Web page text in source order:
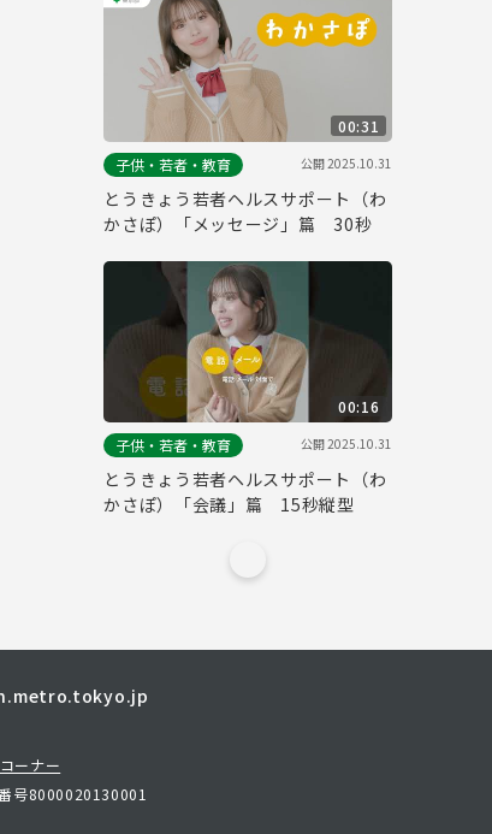
00:31
子供・若者・教育
公開2025.10.31
とうきょう若者ヘルスサポート（わ
かさぽ）「メッセージ」篇 30秒
00:16
子供・若者・教育
公開2025.10.31
とうきょう若者ヘルスサポート（わ
かさぽ）「会議」篇 15秒縦型
ーナー
号8000020130001